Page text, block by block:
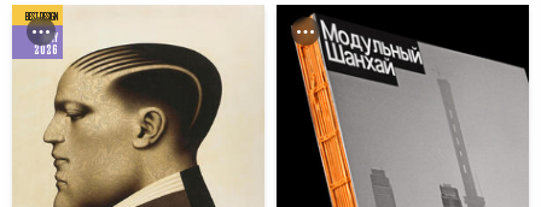
BEST DESIGN
MAY
2026